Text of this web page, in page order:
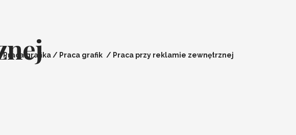
Praca grafika / Praca grafik / Praca przy reklamie zewnętrznej